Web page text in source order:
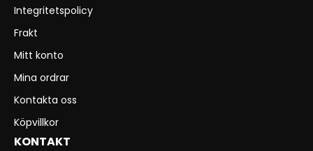
Integritetspolicy
Frakt
Mitt konto
Mina ordrar
Kontakta oss
Köpvillkor
KONTAKT